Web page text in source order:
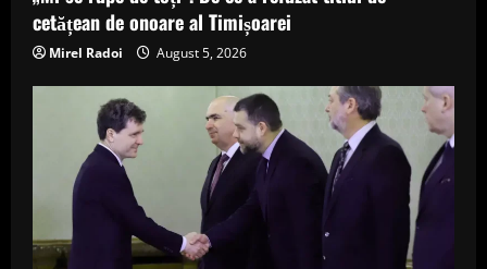
cetățean de onoare al Timișoarei
Mirel Radoi August 5, 2026